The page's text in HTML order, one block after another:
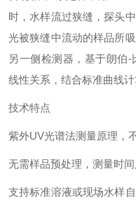
时，水样流过狭缝，探头
光被狭缝中流动的样品所
另一侧检测器，基于朗伯
线性关系，结合标准曲线计
技术特点
紫外UV光谱法测量原理，
无需样品预处理，测量时
支持标准溶液或现场水样